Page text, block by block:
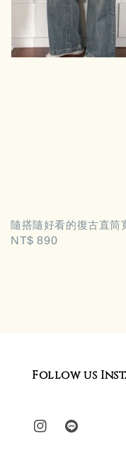
隨搭隨好看的復古直筒
Regular
NT$ 890
Follow us